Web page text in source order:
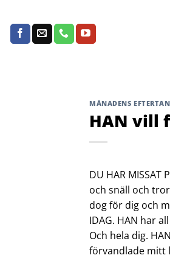
content
MÅNADENS
HAN vill
DU HAR
och snäll och
dog för dig och
IDAG. HAN har
Och hela dig.
förvandlade mitt